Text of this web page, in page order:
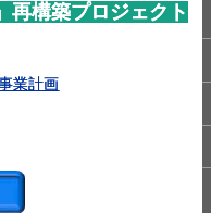
再構築プロジェクト
業計画